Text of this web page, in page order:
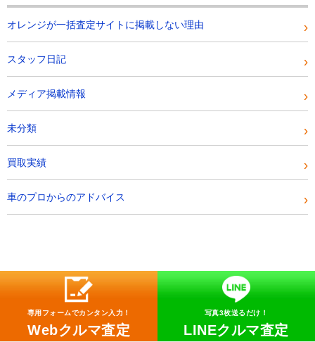
オレンジが一括査定サイトに掲載しない理由
スタッフ日記
メディア掲載情報
未分類
買取実績
車のプロからのアドバイス
専用フォームでカンタン入力！
Webクルマ査定
写真3枚送るだけ！
LINEクルマ査定